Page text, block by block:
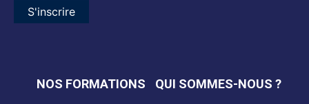
S'inscrire
NOS FORMATIONS QUI SOMMES-NOUS ?